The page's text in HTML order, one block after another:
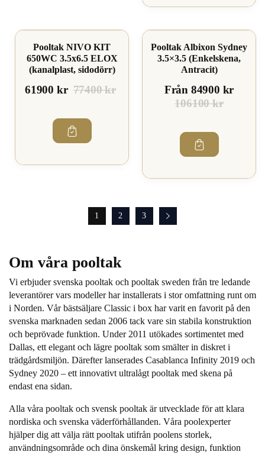
Pooltak NIVO KIT
650WC 3.5x6.5 ELOX
(kanalplast, sidodörr)
61900 kr 77400 kr
Pooltak Albixon Sydney
3.5×3.5 (Enkelskena,
Antracit)
Från 84900 kr
106100 kr
1 2 3
Om våra pooltak
Vi erbjuder svenska pooltak och pooltak sweden från tre ledande
leverantörer vars modeller har installerats i stor omfattning runt om
i Norden. Vår bästsäljare Classic i box har varit en favorit på den
svenska marknaden sedan 2006 tack vare sin stabila konstruktion
och beprövade funktion. Under 2011 utökades sortimentet med
Dallas, ett elegant och lägre pooltak som smälter in diskret i
trädgårdsmiljön. Därefter lanserades Casablanca Infinity 2019 och
Sydney 2020 – ett innovativt ultralågt pooltak med skena på
endast ena sidan.
Alla våra pooltak och svensk pooltak är utvecklade för att klara
nordiska och svenska väderförhållanden. Våra poolexperter
hjälper dig att välja rätt pooltak utifrån poolens storlek,
användningsområde och dina önskemål kring design, funktion